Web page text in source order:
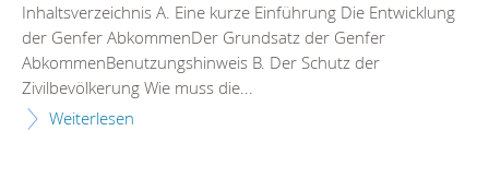
Inhaltsverzeichnis A. Eine kurze Einführung Die Entwicklung
der Genfer AbkommenDer Grundsatz der Genfer
AbkommenBenutzungshinweis B. Der Schutz der
Zivilbevölkerung Wie muss die...
Weiterlesen